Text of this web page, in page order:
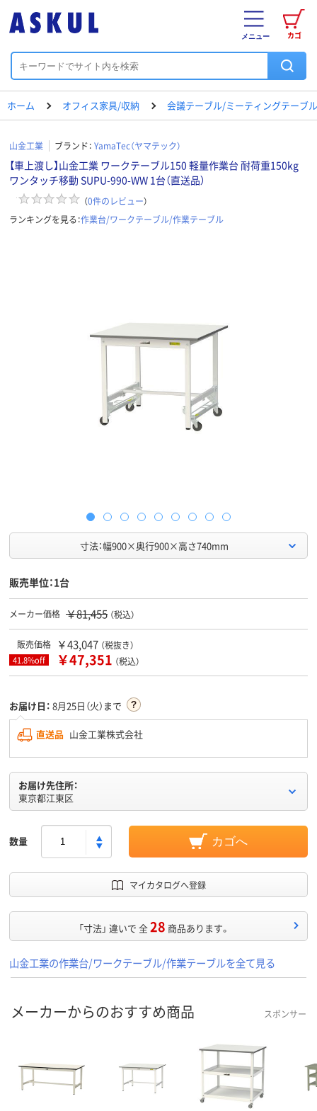
カゴ
メニュー
ホーム オフィス家具/収納 会議テーブル/ミーティングテーブル
山金工業 ブランド： YamaTec（ヤマテック）
【車上渡し】山金工業 ワークテーブル150 軽量作業台 耐荷重150kg
ワンタッチ移動 SUPU-990-WW 1台（直送品）
（0件のレビュー）
ランキングを見る：作業台/ワークテーブル/作業テーブル
寸法：幅900×奥行900×高さ740mm
販売単位：1台
メーカー価格 ￥81,455 （税込）
販売価格 ￥43,047 （税抜き）
41.8%off ￥47,351 （税込）
お届け日： 8月25日（火）まで
直送品 山金工業株式会社
お届け先住所：
東京都江東区
数量 カゴへ
マイカタログへ登録
「寸法」 違いで 全28 商品あります。
山金工業の作業台/ワークテーブル/作業テーブルを全て見る
メーカーからのおすすめ商品 スポンサー